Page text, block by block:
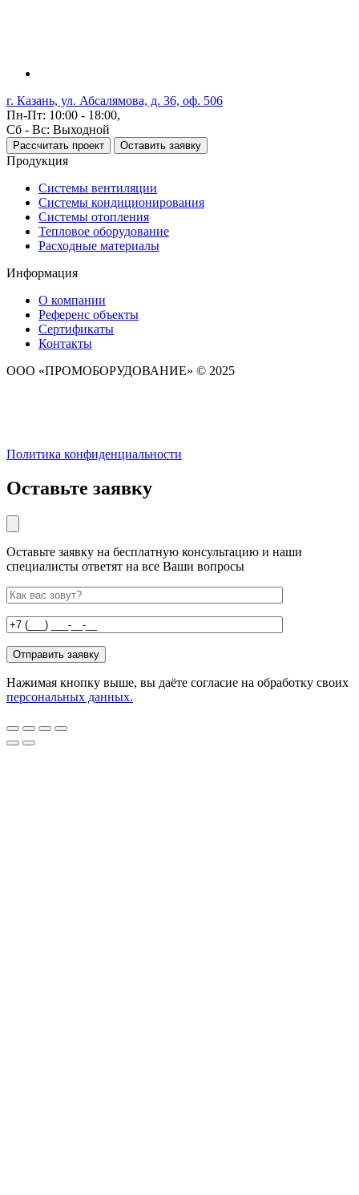
г. Казань, ул. Абсалямова, д. 36, оф. 506
Пн-Пт: 10:00 - 18:00,
Сб - Вс: Выходной
Рассчитать проект Оставить заявку
Продукция
Системы вентиляции
Системы кондиционирования
Системы отопления
Тепловое оборудование
Расходные материалы
Информация
О компании
Референс объекты
Сертификаты
Контакты
ООО «ПРОМОБОРУДОВАНИЕ» © 2025
Политика конфиденциальности
Оставьте заявку
Оставьте заявку на бесплатную консультацию и наши
специалисты ответят на все Ваши вопросы
Нажимая кнопку выше, вы даёте согласие на обработку своих
персональных данных.